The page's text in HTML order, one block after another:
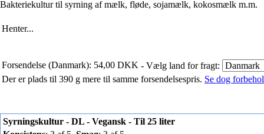
Bakteriekultur til syrning af mælk, fløde, sojamælk, kokosmælk m.m.
Henter...
Forsendelse (Danmark): 54,00 DKK - Vælg land for fragt:
Der er plads til 390 g mere til samme forsendelsespris. Se dog
Syrningskultur - DL - Vegansk - Til 25 liter